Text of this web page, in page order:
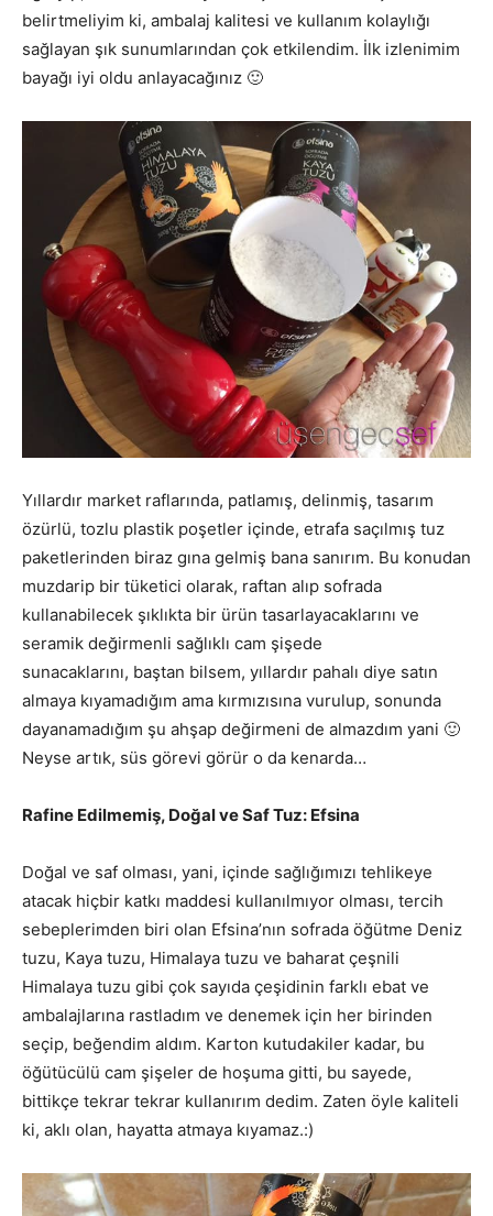
belirtmeliyim ki, ambalaj kalitesi ve kullanım kolaylığı
sağlayan şık sunumlarından çok etkilendim. İlk izlenimim
bayağı iyi oldu anlayacağınız 🙂
Yıllardır market raflarında, patlamış, delinmiş, tasarım
özürlü, tozlu plastik poşetler içinde, etrafa saçılmış tuz
paketlerinden biraz gına gelmiş bana sanırım. Bu konudan
muzdarip bir tüketici olarak, raftan alıp sofrada
kullanabilecek şıklıkta bir ürün tasarlayacaklarını ve
seramik değirmenli sağlıklı cam şişede
sunacaklarını, baştan bilsem, yıllardır pahalı diye satın
almaya kıyamadığım ama kırmızısına vurulup, sonunda
dayanamadığım şu ahşap değirmeni de almazdım yani 🙂
Neyse artık, süs görevi görür o da kenarda…
Rafine Edilmemiş, Doğal ve Saf Tuz: Efsina
Doğal ve saf olması, yani, içinde sağlığımızı tehlikeye
atacak hiçbir katkı maddesi kullanılmıyor olması, tercih
sebeplerimden biri olan Efsina’nın sofrada öğütme Deniz
tuzu, Kaya tuzu, Himalaya tuzu ve baharat çeşnili
Himalaya tuzu gibi çok sayıda çeşidinin farklı ebat ve
ambalajlarına rastladım ve denemek için her birinden
seçip, beğendim aldım. Karton kutudakiler kadar, bu
öğütücülü cam şişeler de hoşuma gitti, bu sayede,
bittikçe tekrar tekrar kullanırım dedim. Zaten öyle kaliteli
ki, aklı olan, hayatta atmaya kıyamaz.:)